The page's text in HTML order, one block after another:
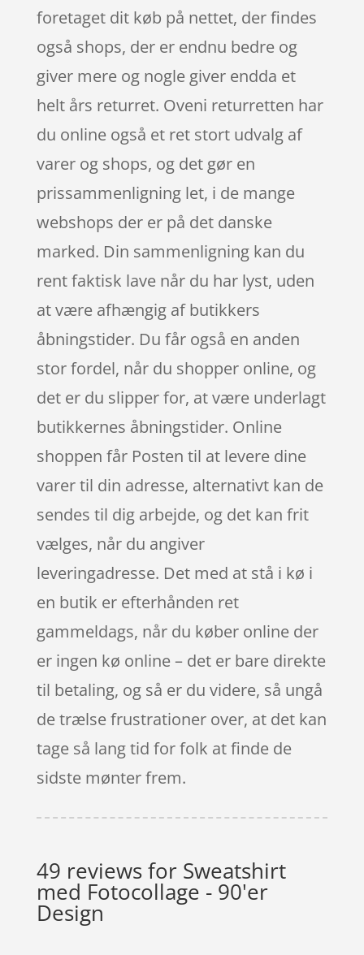
foretaget dit køb på nettet, der findes
også shops, der er endnu bedre og
giver mere og nogle giver endda et
helt års returret. Oveni returretten har
du online også et ret stort udvalg af
varer og shops, og det gør en
prissammenligning let, i de mange
webshops der er på det danske
marked. Din sammenligning kan du
rent faktisk lave når du har lyst, uden
at være afhængig af butikkers
åbningstider. Du får også en anden
stor fordel, når du shopper online, og
det er du slipper for, at være underlagt
butikkernes åbningstider. Online
shoppen får Posten til at levere dine
varer til din adresse, alternativt kan de
sendes til dig arbejde, og det kan frit
vælges, når du angiver
leveringadresse. Det med at stå i kø i
en butik er efterhånden ret
gammeldags, når du køber online der
er ingen kø online – det er bare direkte
til betaling, og så er du videre, så ungå
de trælse frustrationer over, at det kan
tage så lang tid for folk at finde de
sidste mønter frem.
49 reviews for Sweatshirt
med Fotocollage - 90'er
Design